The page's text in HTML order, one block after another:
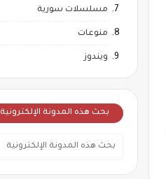
مسلسلات سورية
منوعات
ويندوز
بحث هذه المدونة الإلكترونية